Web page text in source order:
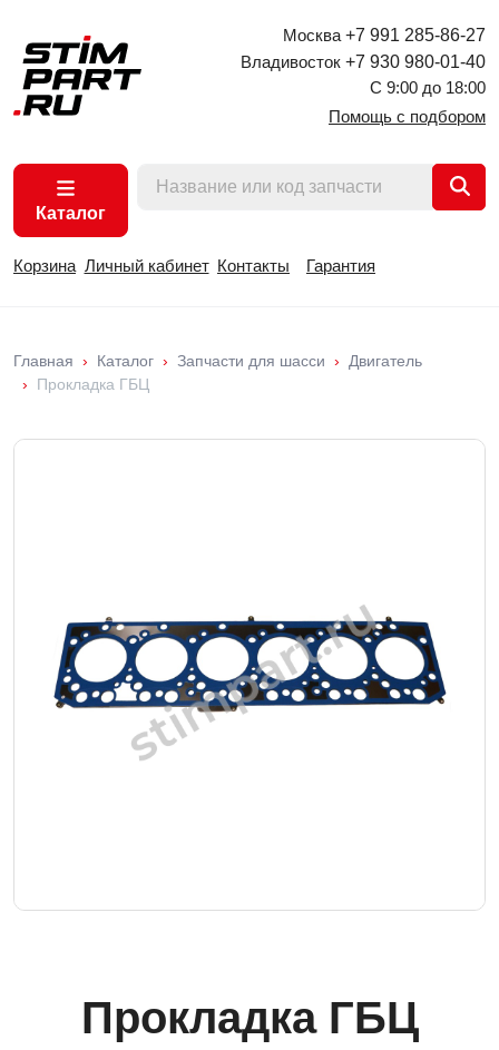
Москва +7 991 285-86-27
Владивосток +7 930 980-01-40
С 9:00 до 18:00
Помощь с подбором
Каталог
Корзина Личный кабинет Контакты Гарантия
Главная Каталог Запчасти для шасси
Двигатель
Прокладка ГБЦ
Прокладка ГБЦ